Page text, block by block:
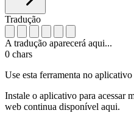
Tradução
A tradução aparecerá aqui...
0 chars
Use esta ferramenta no
Instale o aplicativo para acessar
web continua disponível aqui.